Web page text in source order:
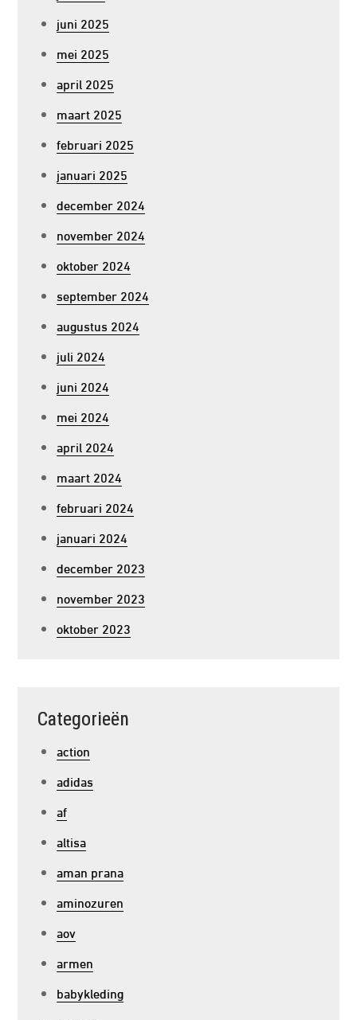
juni 2025
mei 2025
april 2025
maart 2025
februari 2025
januari 2025
december 2024
november 2024
oktober 2024
september 2024
augustus 2024
juli 2024
juni 2024
mei 2024
april 2024
maart 2024
februari 2024
januari 2024
december 2023
november 2023
oktober 2023
Categorieën
action
adidas
af
altisa
aman prana
aminozuren
aov
armen
babykleding